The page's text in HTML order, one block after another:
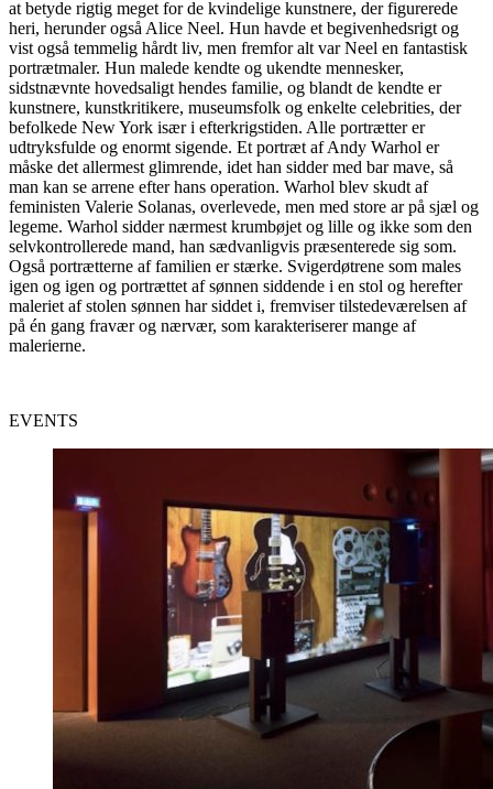
at betyde rigtig meget for de kvindelige kunstnere, der figurerede
heri, herunder også Alice Neel. Hun havde et begivenhedsrigt og
vist også temmelig hårdt liv, men fremfor alt var Neel en fantastisk
portrætmaler. Hun malede kendte og ukendte mennesker,
sidstnævnte hovedsaligt hendes familie, og blandt de kendte er
kunstnere, kunstkritikere, museumsfolk og enkelte celebrities, der
befolkede New York især i efterkrigstiden. Alle portrætter er
udtryksfulde og enormt sigende. Et portræt af Andy Warhol er
måske det allermest glimrende, idet han sidder med bar mave, så
man kan se arrene efter hans operation. Warhol blev skudt af
feministen Valerie Solanas, overlevede, men med store ar på sjæl og
legeme. Warhol sidder nærmest krumbøjet og lille og ikke som den
selvkontrollerede mand, han sædvanligvis præsenterede sig som.
Også portrætterne af familien er stærke. Svigerdøtrene som males
igen og igen og portrættet af sønnen siddende i en stol og herefter
maleriet af stolen sønnen har siddet i, fremviser tilstedeværelsen af
på én gang fravær og nærvær, som karakteriserer mange af
malerierne.
EVENTS